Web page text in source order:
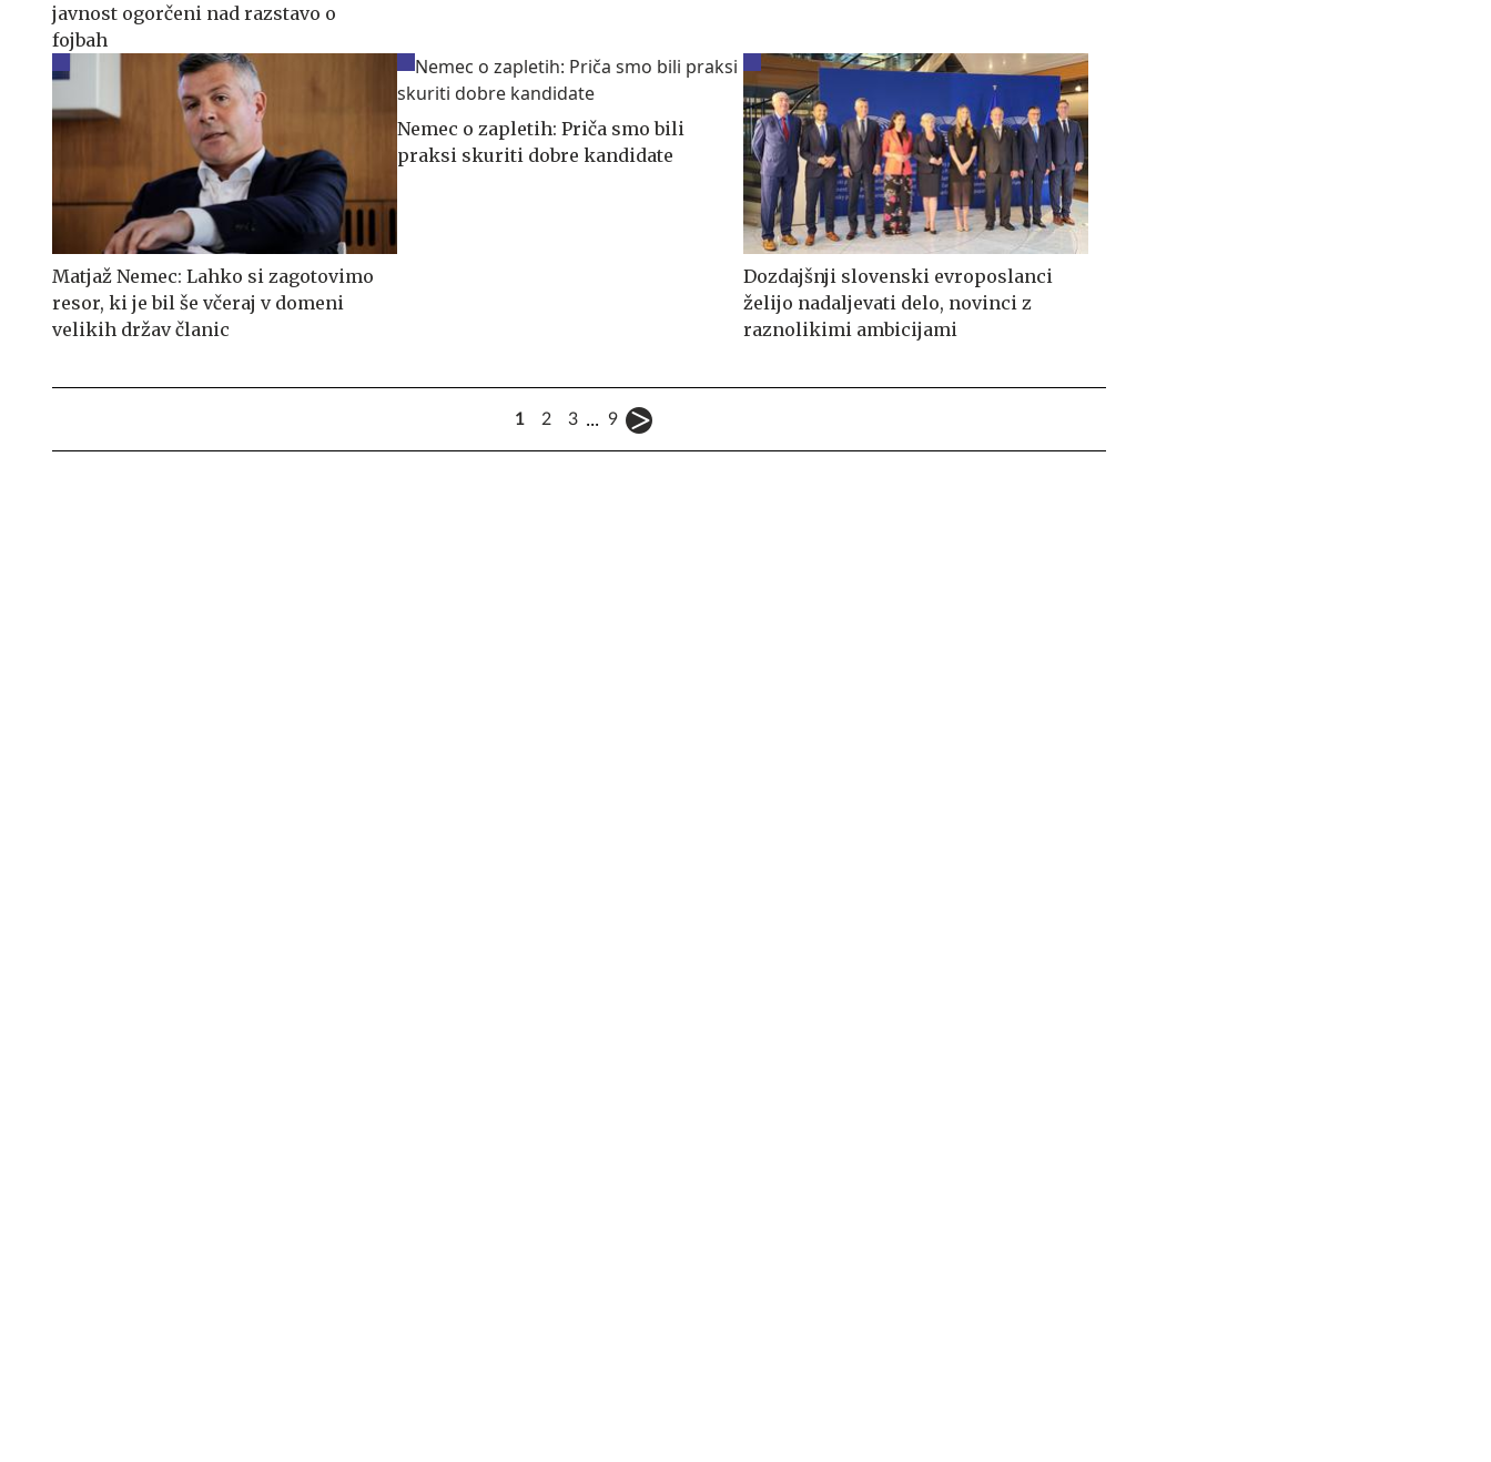
javnost ogorčeni nad razstavo o
fojbah
Matjaž Nemec: Lahko si zagotovimo
resor, ki je bil še včeraj v domeni
velikih držav članic
Nemec o zapletih: Priča smo bili
praksi skuriti dobre kandidate
Dozdajšnji slovenski evroposlanci
želijo nadaljevati delo, novinci z
raznolikimi ambicijami
1 2 3 ... 9